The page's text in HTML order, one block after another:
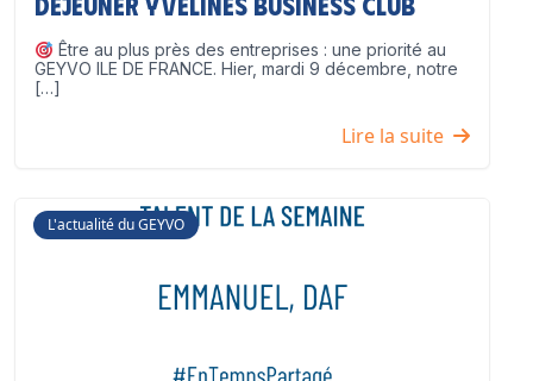
Être au plus près des entreprises : une priorité au
GEYVO ILE DE FRANCE. Hier, mardi 9 décembre, notre
[…]
Lire la suite
L'actualité du GEYVO